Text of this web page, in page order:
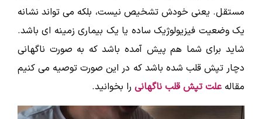
مستقل. یعنی خودش تشخیص نیست، بلکه می تواند نشانه
یک وضعیت فیزیولوژیک ساده یا یک بیماری زمینه ای باشد.
شاید برای شما هم پیش آمده باشد که به صورت ناگهانی
دچار تپش قلب شده باشد که در این صورت توصیه می کنیم
مقاله علت تپش قلب ناگهانی را بخوانید.